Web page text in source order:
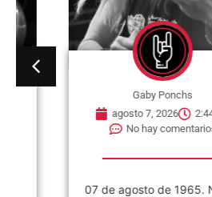
Gaby Ponchs
agosto 7, 2026
2:44 pm
No hay comentarios
07 de agosto de 1965. Nace